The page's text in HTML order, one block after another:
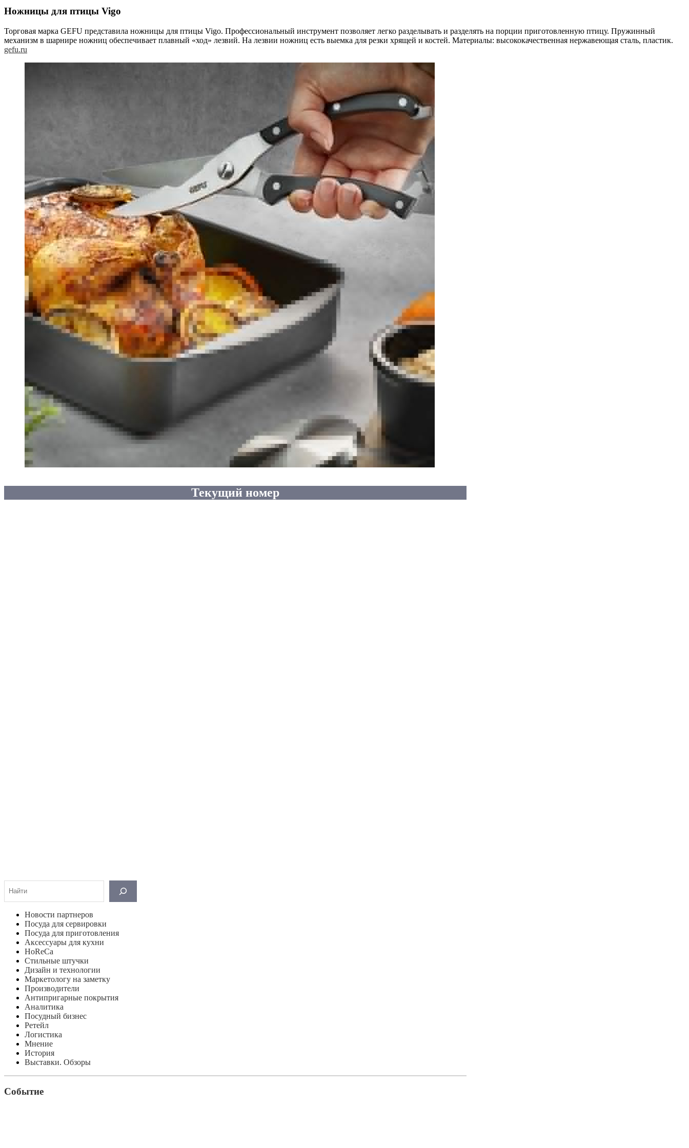
Ножницы для птицы Vigo
Торговая марка GEFU представила ножницы для птицы Vigo. Профессиональный инструмент позволяет легко разделывать и разделять на порции приготовленную птицу. Пружинный
механизм в шарнире ножниц обеспечивает плавный «ход» лезвий. На лезвии ножниц есть выемка для резки хрящей и костей. Материалы: высококачественная нержавеющая сталь, пластик.
gefu.ru
Текущий номер
Новости партнеров
Посуда для сервировки
Посуда для приготовления
Аксессуары для кухни
HoReCa
Стильные штучки
Дизайн и технологии
Маркетологу на заметку
Производители
Антипригарные покрытия
Аналитика
Посудный бизнес
Ретейл
Логистика
Мнение
История
Выставки. Обзоры
Событие